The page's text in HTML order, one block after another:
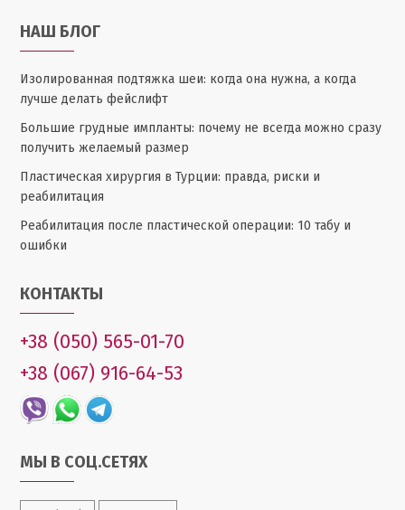
НАШ БЛОГ
Изолированная подтяжка шеи: когда она нужна, а когда
лучше делать фейслифт
Большие грудные импланты: почему не всегда можно сразу
получить желаемый размер
Пластическая хирургия в Турции: правда, риски и
реабилитация
Реабилитация после пластической операции: 10 табу и
ошибки
КОНТАКТЫ
+38 (050) 565-01-70
+38 (067) 916-64-53
МЫ В СОЦ.СЕТЯХ